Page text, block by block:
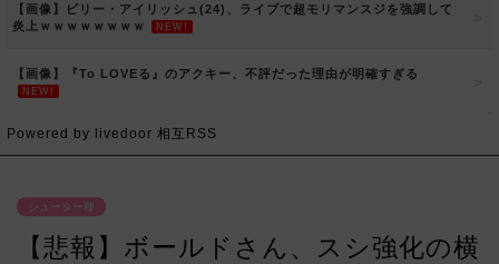
【画像】ビリー・アイリッシュ(24)、ライブで超モリマンスジを強調して
炎上ｗｗｗｗｗｗｗｗ
NEW!
【画像】『To LOVEる』のアクキー、不評だった理由が明確すぎる
NEW!
Powered by livedoor 相互RSS
シューター種
【悲報】ボールドさん、スシ強化の横